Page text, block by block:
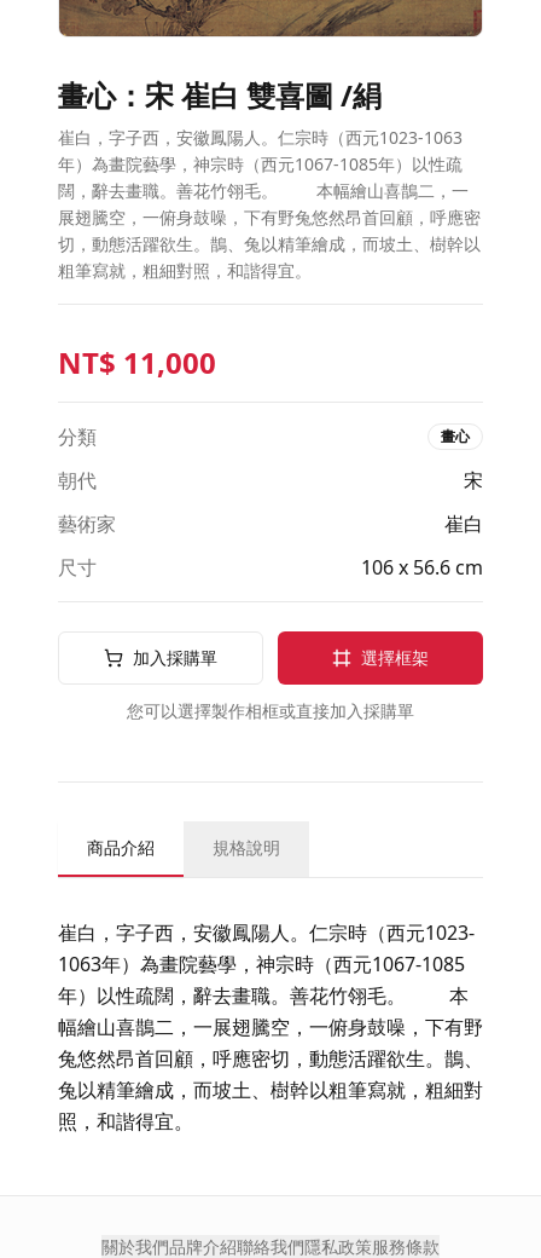
畫心：宋 崔白 雙喜圖 /絹
崔白，字子西，安徽鳳陽人。仁宗時（西元1023-1063
年）為畫院藝學，神宗時（西元1067-1085年）以性疏
闊，辭去畫職。善花竹翎毛。 本幅繪山喜鵲二，一
展翅騰空，一俯身鼓噪，下有野兔悠然昂首回顧，呼應密
切，動態活躍欲生。鵲、兔以精筆繪成，而坡土、樹幹以
粗筆寫就，粗細對照，和諧得宜。
NT$ 11,000
分類 畫心
朝代
宋
藝術家
崔白
尺寸
106 x 56.6 cm
加入採購單 選擇框架
您可以選擇製作相框或直接加入採購單
商品介紹 規格說明
崔白，字子西，安徽鳳陽人。仁宗時（西元1023-
1063年）為畫院藝學，神宗時（西元1067-1085
年）以性疏闊，辭去畫職。善花竹翎毛。 本
幅繪山喜鵲二，一展翅騰空，一俯身鼓噪，下有野
兔悠然昂首回顧，呼應密切，動態活躍欲生。鵲、
兔以精筆繪成，而坡土、樹幹以粗筆寫就，粗細對
照，和諧得宜。
關於我們品牌介紹聯絡我們隱私政策服務條款